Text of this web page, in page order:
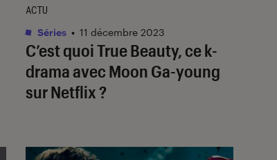
C’est quoiTrue Beauty, ce k-
drama avec Moon Ga-young
sur Netflix ?
ACTU
Séries • 11 décembre 2023